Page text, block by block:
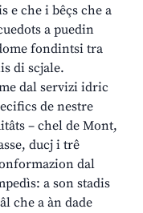
e che i bêçs che a
a puedin
fondintsi tra
di scjale.
dal servizi idric
de nestre
– chel de Mont,
ducj i trê
dal
a son stadis
che a àn dade